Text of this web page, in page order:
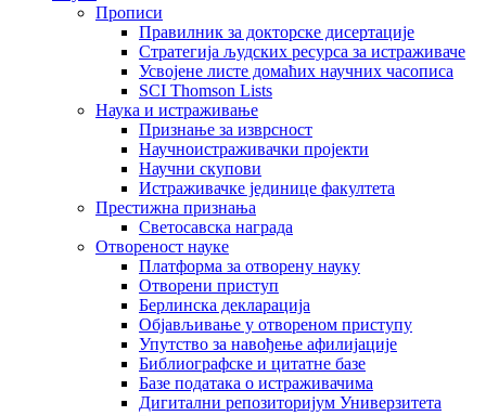
Прописи
Правилник за докторске дисертације
Стратегија људских ресурса за истраживаче
Усвојене листе домаћих научних часописа
SCI Thomson Lists
Наука и истраживање
Признање за изврсност
Научноистраживачки пројекти
Научни скупови
Истраживачке јединице факултета
Престижна признања
Светосавска награда
Отвореност науке
Платформа за отворену науку
Отворени приступ
Берлинска декларација
Објављивање у отвореном приступу
Упутство за навођење афилијације
Библиографске и цитатне базе
Базе података о истраживачима
Дигитални репозиторијум Универзитета